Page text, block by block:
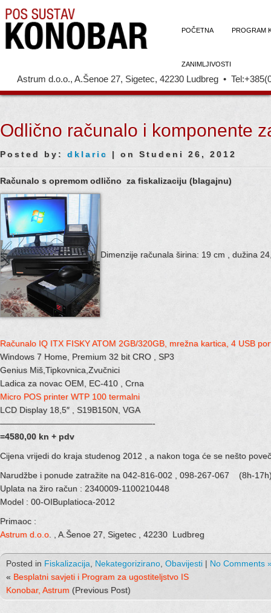
POČETNA PROGRAM
ZANIMLJIVOSTI
Astrum d.o.o., A.Šenoe 27, Sigetec, 42230 Ludbreg •
Odlično računalo i komponente
Posted by: dklaric | on Studeni 26, 2012
Računalo s opremom odlično za fiskalizaciju (blagajnu)
Dimenzije računala širina: 19 cm , dužina
Računalo IQ ITX FISKY ATOM 2GB/320GB, mrežna kartica, 4 USB
Windows 7 Home, Premium 32 bit CRO , SP3
Genius Miš,Tipkovnica,Zvučnici
Ladica za novac OEM, EC-410 , Crna
Micro POS printer WTP 100 termalni
LCD Display 18,5″ , S19B150N, VGA
——————————————————-
=4580,00 kn + pdv
Cijena vrijedi do kraja studenog 2012 , a nakon toga će se nešto
Narudžbe i ponude zatražite na 042-816-002 , 098-267-067 (8h-
Uplata na žiro račun : 2340009-1100210448
Model : 00-OIBuplatioca-2012
Primaoc :
Astrum d.o.o . , A.Šenoe 27, Sigetec , 42230 Ludbreg
Posted in Fiskalizacija Nekategorizirano Obavijesti | No Comments
« Besplatni savjeti i Program za ugostiteljstvo IS
Konobar, Astrum (Previous Post)